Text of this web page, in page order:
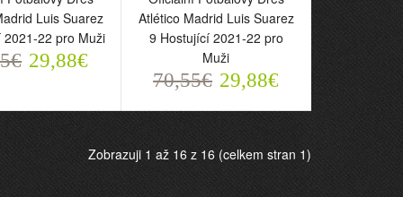
Luis Suarez
2021-22 pro Muži
29,88€
Atlético Madrid Luis Suarez
9 Hostující 2021-22 pro
Muži
70,55€ 29,88€
Zobrazuji 1 až 16 z 16 (celkem stran 1)